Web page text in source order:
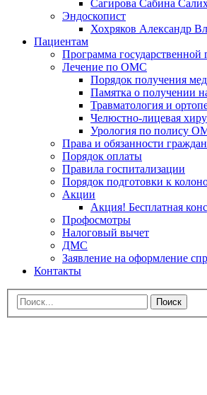
Сагирова Сабина
Эндоскопист
Хохряков Александр
Пациентам
Программа государственной
Лечение по ОМС
Порядок получения
Памятка о получении
Травматология и
Челюстно-лицевая
Урология по полису
Права и обязанности
Порядок оплаты
Правила госпитализации
Порядок подготовки к
Акции
Акция! Бесплатная
Профосмотры
Налоговый вычет
ДМС
Заявление на оформление
Контакты